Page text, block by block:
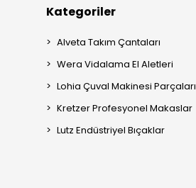
Kategoriler
Alveta Takım Çantaları
Wera Vidalama El Aletleri
Lohia Çuval Makinesi Parçaları
Kretzer Profesyonel Makaslar
Lutz Endüstriyel Bıçaklar